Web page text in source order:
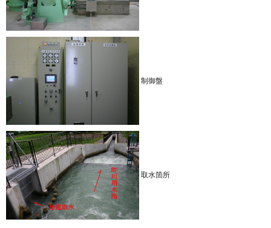
制御盤
取水箇所